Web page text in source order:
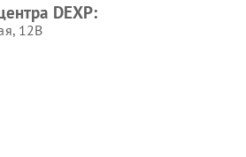
DEXP:
12В